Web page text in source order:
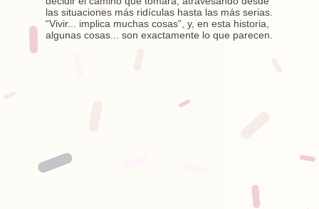
las situaciones más ridículas hasta las más serias.
“Vivir... implica muchas cosas”, y, en esta historia,
algunas cosas... son exactamente lo que parecen.